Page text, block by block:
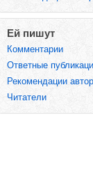
Ей пишут
Комментарии
Ответные
Рекомендации
Читатели